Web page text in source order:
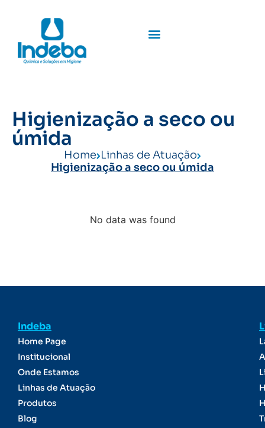
Higienização a seco ou
úmida
Home Linhas de Atuação
Higienização a seco ou úmida
No data was found
Indeba
Home Page
Institucional
Onde Estamos
Linhas de Atuação
Produtos
Blog